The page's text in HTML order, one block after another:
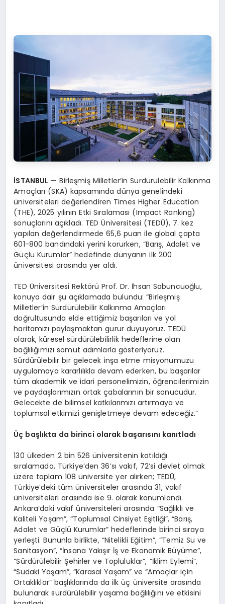
İSTANBUL — Birleşmiş Milletler’in Sürdürülebilir Kalkınma
Amaçları (SKA) kapsamında dünya genelindeki
üniversiteleri değerlendiren Times Higher Education
(THE), 2025 yılının Etki Sıralaması (Impact Ranking)
sonuçlarını açıkladı. TED Üniversitesi (TEDÜ), 7. kez
yapılan değerlendirmede 65,6 puan ile global çapta
601-800 bandındaki yerini korurken, “Barış, Adalet ve
Güçlü Kurumlar” hedefinde dünyanın ilk 200
üniversitesi arasında yer aldı.
TED Üniversitesi Rektörü Prof. Dr. İhsan Sabuncuoğlu,
konuya dair şu açıklamada bulundu: “Birleşmiş
Milletler’in Sürdürülebilir Kalkınma Amaçları
doğrultusunda elde ettiğimiz başarıları ve yol
haritamızı paylaşmaktan gurur duyuyoruz. TEDÜ
olarak, küresel sürdürülebilirlik hedeflerine olan
bağlılığımızı somut adımlarla gösteriyoruz.
Sürdürülebilir bir gelecek inşa etme misyonumuzu
uygulamaya kararlılıkla devam ederken, bu başarılar
tüm akademik ve idari personelimizin, öğrencilerimizin
ve paydaşlarımızın ortak çabalarının bir sonucudur.
Gelecekte de bilimsel katkılarımızı artırmaya ve
toplumsal etkimizi genişletmeye devam edeceğiz.”
Üç başlıkta da birinci olarak başarısını kanıtladı
130 ülkeden 2 bin 526 üniversitenin katıldığı
sıralamada, Türkiye’den 36’sı vakıf, 72’si devlet olmak
üzere toplam 108 üniversite yer alırken; TEDÜ,
Türkiye’deki tüm üniversiteler arasında 31, vakıf
üniversiteleri arasında ise 9. olarak konumlandı.
Ankara’daki vakıf üniversiteleri arasında “Sağlıklı ve
Kaliteli Yaşam”, “Toplumsal Cinsiyet Eşitliği”, “Barış,
Adalet ve Güçlü Kurumlar” hedeflerinde birinci sıraya
yerleşti. Bununla birlikte, “Nitelikli Eğitim”, “Temiz Su ve
Sanitasyon”, “İnsana Yakışır İş ve Ekonomik Büyüme”,
“Sürdürülebilir Şehirler ve Topluluklar”, “İklim Eylemi”,
“Sudaki Yaşam”, “Karasal Yaşam” ve “Amaçlar için
Ortaklıklar” başlıklarında da ilk üç üniversite arasında
bulunarak sürdürülebilir yaşama bağlılığını ve etkisini